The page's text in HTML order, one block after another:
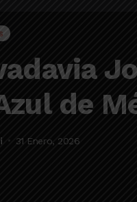
de
31 Enero, 2026